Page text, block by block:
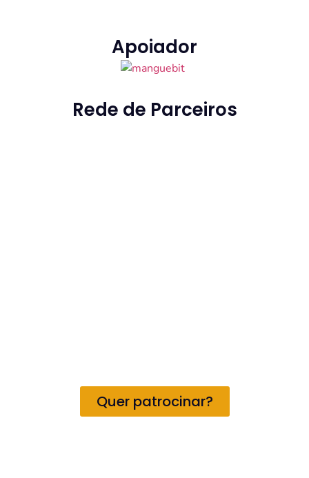
Apoiador
Rede de Parceiros
Quer patrocinar?